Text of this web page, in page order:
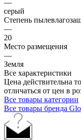
—
серый
Степень
—
20
Место размещения
—
Земля
Все характеристики
Цена действительна
отличаться от цен в
Все товары категории
Все товары бренда